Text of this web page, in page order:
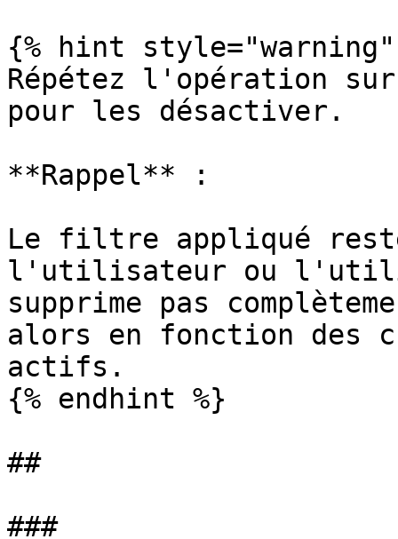
{% hint style="warning"
Répétez l'opération
pour les désactiver.
**Rappel** :
Le filtre appliqué
l'utilisateur ou
supprime pas
alors en fonction des
actifs.
{% endhint %}
##
###